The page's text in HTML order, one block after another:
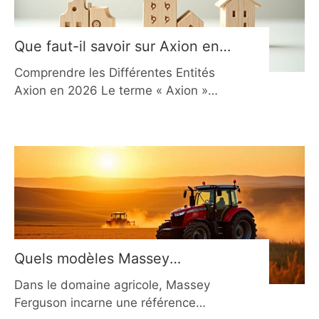
tuyau, un outil conçu pour simplifier
l’entretien et prolonger la durée de vie
Que faut-il savoir sur Axion en
2026 ?
Comprendre les Différentes Entités
Axion en 2026 Le terme « Axion »
complètement différents. Cette
consommateurs cherchant des
informations précises. En 2026, il est
essentiel de distinguer ces entités
pour éviter les erreurs de parcours
client. Que vous souhaitiez investir
dans l’immobilier, soulager des
Quels modèles Massey
Ferguson marquent l’agriculture
en 2026 ?
Dans le domaine agricole, Massey
Ferguson incarne une référence